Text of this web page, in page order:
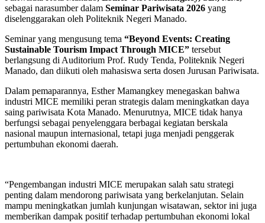
sebagai narasumber dalam Seminar Pariwisata 2026 yang
diselenggarakan oleh Politeknik Negeri Manado.
Seminar yang mengusung tema “Beyond Events: Creating
Sustainable Tourism Impact Through MICE” tersebut
berlangsung di Auditorium Prof. Rudy Tenda, Politeknik Negeri
Manado, dan diikuti oleh mahasiswa serta dosen Jurusan Pariwisata.
Dalam pemaparannya, Esther Mamangkey menegaskan bahwa
industri MICE memiliki peran strategis dalam meningkatkan daya
saing pariwisata Kota Manado. Menurutnya, MICE tidak hanya
berfungsi sebagai penyelenggara berbagai kegiatan berskala
nasional maupun internasional, tetapi juga menjadi penggerak
pertumbuhan ekonomi daerah.
“Pengembangan industri MICE merupakan salah satu strategi
penting dalam mendorong pariwisata yang berkelanjutan. Selain
mampu meningkatkan jumlah kunjungan wisatawan, sektor ini juga
memberikan dampak positif terhadap pertumbuhan ekonomi lokal